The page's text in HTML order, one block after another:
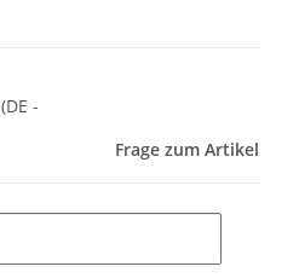
(DE -
Frage zum Artikel